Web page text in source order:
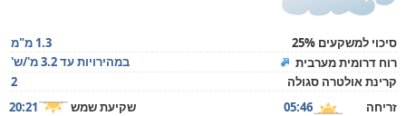
סיכוי למשקעים 25%
1.3 מ"מ
רוח דרומית מערבית
במהירויות עד 3.2 מ'/ש'
קרינת אולטרה סגולה
2
זריחה
05:46 שקיעת שמש 20:21